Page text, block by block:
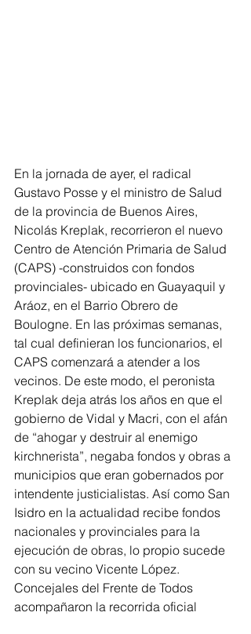
En la jornada de ayer, el radical
Gustavo Posse y el ministro de Salud
de la provincia de Buenos Aires,
Nicolás Kreplak, recorrieron el nuevo
Centro de Atención Primaria de Salud
(CAPS) -construidos con fondos
provinciales- ubicado en Guayaquil y
Aráoz, en el Barrio Obrero de
Boulogne. En las próximas semanas,
tal cual definieran los funcionarios, el
CAPS comenzará a atender a los
vecinos. De este modo, el peronista
Kreplak deja atrás los años en que el
gobierno de Vidal y Macri, con el afán
de “ahogar y destruir al enemigo
kirchnerista”, negaba fondos y obras a
municipios que eran gobernados por
intendente justicialistas. Así como San
Isidro en la actualidad recibe fondos
nacionales y provinciales para la
ejecución de obras, lo propio sucede
con su vecino Vicente López.
Concejales del Frente de Todos
acompañaron la recorrida oficial